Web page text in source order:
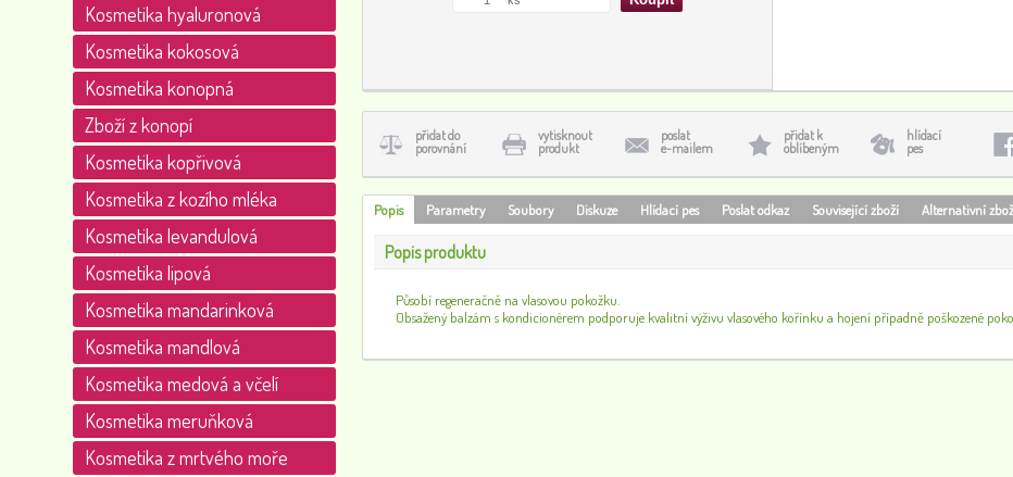
Kosmetika hyaluronová
Kosmetika kokosová
Kosmetika konopná
Zboží z konopí
Kosmetika kopřivová
Kosmetika z kozího mléka
Kosmetika levandulová
Kosmetika lipová
Kosmetika mandarinková
Kosmetika mandlová
Kosmetika medová a včelí
Kosmetika meruňková
Kosmetika z mrtvého moře
přidat do
porovnání
vytisknout
produkt
poslat
e-mailem
přidat k
oblíbeným
hlídací
pes
Popis Parametry Soubory Diskuze Hlídací pes Poslat odkaz Související zboží Alternativní
Popis produktu
Působí regeneračně na vlasovou pokožku.
Obsažený balzám s kondicionérem podporuje kvalitní výživu vlasového kořínku a hojení případně poškozené